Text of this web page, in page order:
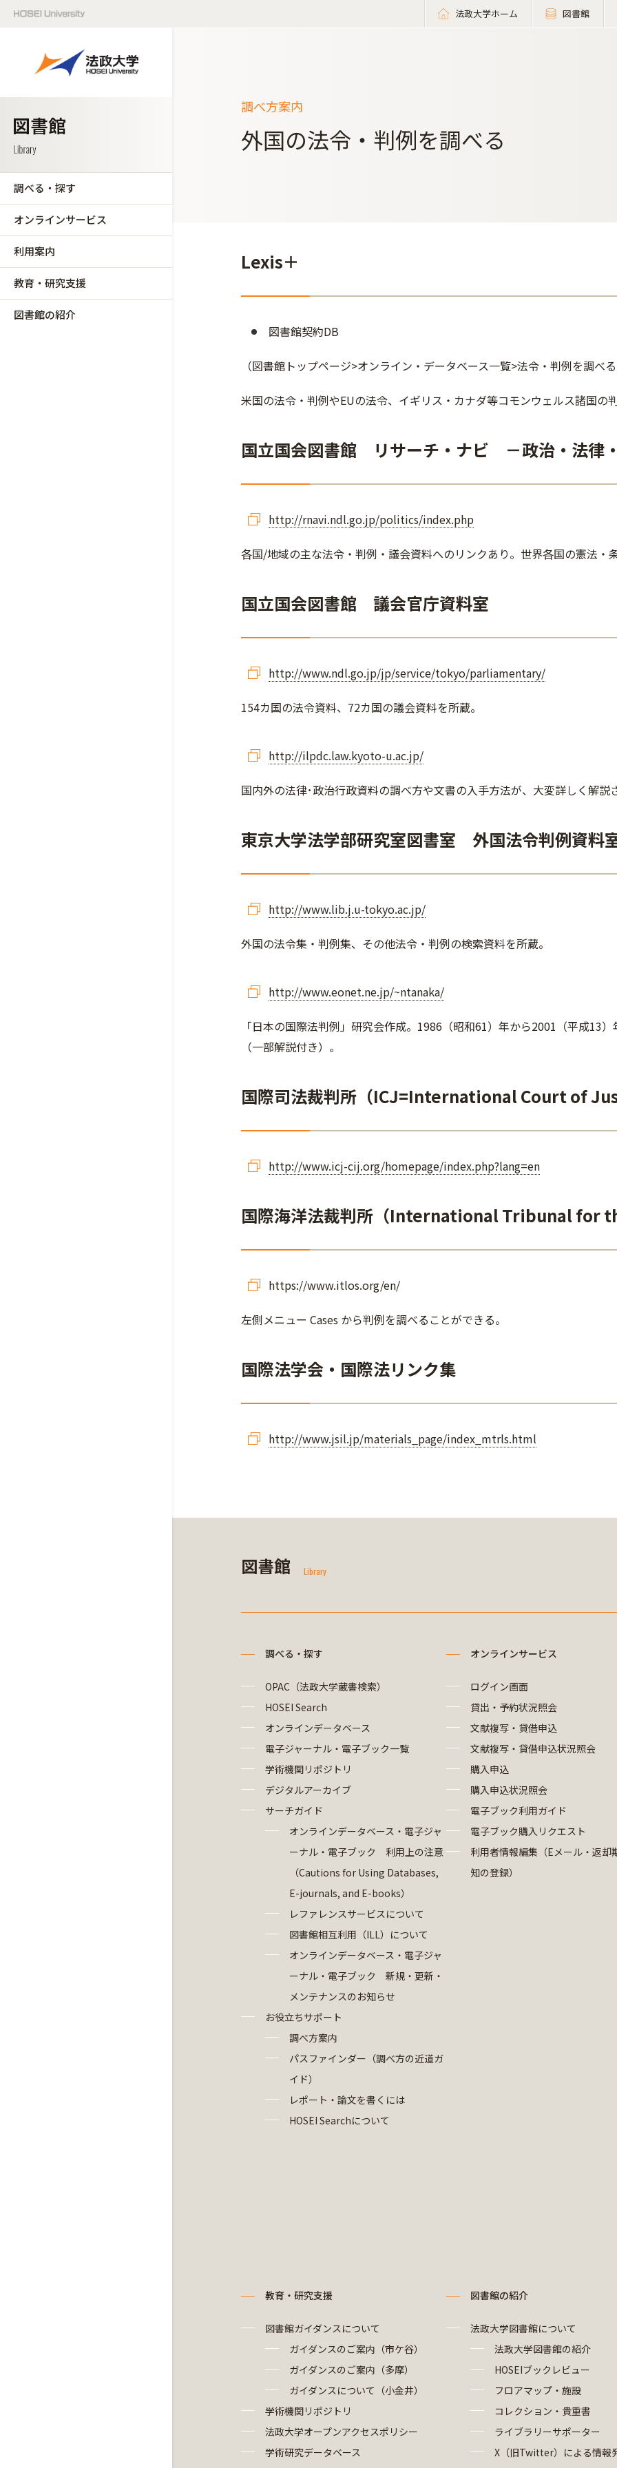
法政大学ホーム 図書館
調べる・探す
オンラインサービス
利用案内
教育・研究支援
図書館の紹介
調べ方案内
外国の法令・判例を調べる
Lexis＋
図書館契約DB
（図書館トップページ>オンライン・データベース一覧>法令・判例を調べる
米国の法令・判例やEUの法令、イギリス・カナダ等コモンウェルス諸国の
国立国会図書館 リサーチ・ナビ －政治・法律
http://rnavi.ndl.go.jp/politics/index.php
各国/地域の主な法令・判例・議会資料へのリンクあり。世界各国の憲法・
国立国会図書館 議会官庁資料室
http://www.ndl.go.jp/jp/service/tokyo/parliamentary/
154カ国の法令資料、72カ国の議会資料を所蔵。
http://ilpdc.law.kyoto-u.ac.jp/
国内外の法律･政治行政資料の調べ方や文書の入手方法が、大変詳しく解説
東京大学法学部研究室図書室 外国法令判例資料
http://www.lib.j.u-tokyo.ac.jp/
外国の法令集・判例集、その他法令・判例の検索資料を所蔵。
http://www.eonet.ne.jp/~ntanaka/
「日本の国際法判例」研究会作成。1986（昭和61）年から2001（平成13
（一部解説付き）。
国際司法裁判所（ICJ=International Court of
http://www.icj-cij.org/homepage/index.php?lang=en
国際海洋法裁判所（International Tribunal for
https://www.itlos.org/en/
左側メニュー Cases から判例を調べることができる。
国際法学会・国際法リンク集
http://www.jsil.jp/materials_page/index_mtrls.html
図書館 Library
調べる・探す
OPAC（法政大学蔵書検索）
HOSEI Search
オンラインデータベース
電子ジャーナル・電子ブック一覧
学術機関リポジトリ
デジタルアーカイブ
サーチガイド
オンラインデータベース・電子ジャ
ーナル・電子ブック 利用上の注意
（Cautions for Using Databases,
E-journals, and E-books）
レファレンスサービスについて
図書館相互利用（ILL）について
オンラインデータベース・電子ジャ
ーナル・電子ブック 新規・更新・
メンテナンスのお知らせ
お役立ちサポート
調べ方案内
パスファインダー（調べ方の近道ガ
イド）
レポート・論文を書くには
HOSEI Searchについて
オンラインサービス
ログイン画面
貸出・予約状況照会
文献複写・貸借申込
文献複写・貸借申込状況照会
購入申込
購入申込状況照会
電子ブック利用ガイド
電子ブック購入リクエスト
利用者情報編集（Eメール・返却
知の登録）
教育・研究支援
図書館ガイダンスについて
ガイダンスのご案内（市ケ谷）
ガイダンスのご案内（多摩）
ガイダンスについて（小金井）
学術機関リポジトリ
法政大学オープンアクセスポリシー
学術研究データベース
図書館の紹介
法政大学図書館について
法政大学図書館の紹介
HOSEIブックレビュー
フロアマップ・施設
コレクション・貴重書
ライブラリーサポーター
X（旧Twitter）による情報